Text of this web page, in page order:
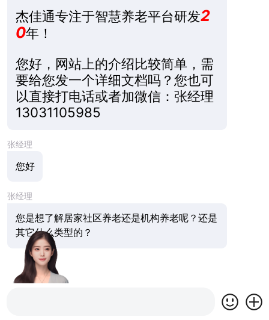
杰佳通专注于智慧养老平台研发2
0年！
您好，网站上的介绍比较简单，需
要给您发一个详细文档吗？您也可
以直接打电话或者加微信：张经理
13031105985
张经理
您好
张经理
您是想了解居家社区养老还是机构养老呢？还是
其它什么类型的？